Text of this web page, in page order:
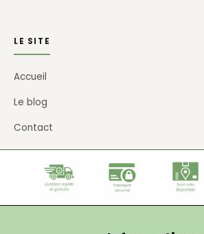
LE SITE
Accueil
Le blog
Contact